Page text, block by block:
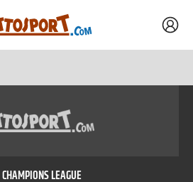
CHAMPIONS LEAGUE